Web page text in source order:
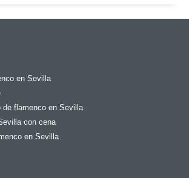
en Sevilla
de flamenco en Sevilla
con cena
en Sevilla